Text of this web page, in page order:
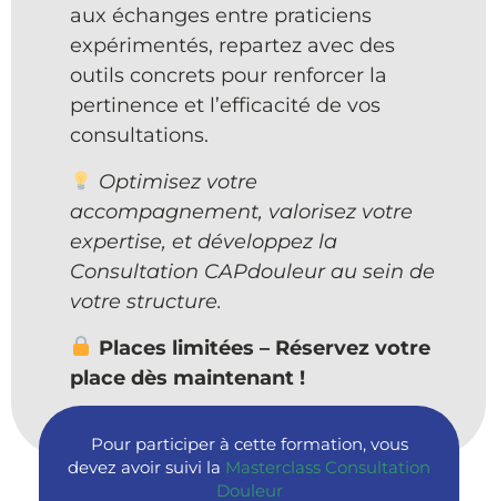
aux échanges entre praticiens
expérimentés, repartez avec des
outils concrets pour renforcer la
pertinence et l’efficacité de vos
consultations.
Optimisez votre
accompagnement, valorisez votre
expertise, et développez la
Consultation CAPdouleur au sein de
votre structure.
Places limitées – Réservez votre
place dès maintenant !
Pour participer à cette formation, vous
devez avoir suivi la Masterclass Consultation
Douleur